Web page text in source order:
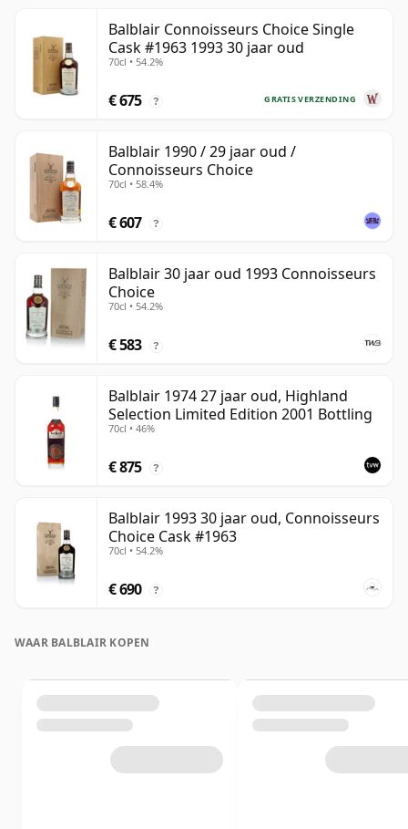
Balblair Connoisseurs Choice Single
Cask #1963 1993 30 jaar oud
70cl • 54.2%
GRATIS VERZENDING
€ 675 ?
Balblair 1990 / 29 jaar oud /
Connoisseurs Choice
70cl • 58.4%
€ 607 ?
Balblair 30 jaar oud 1993 Connoisseurs
Choice
70cl • 54.2%
€ 583 ?
Balblair 1974 27 jaar oud, Highland
Selection Limited Edition 2001 Bottling
70cl • 46%
€ 875 ?
Balblair 1993 30 jaar oud, Connoisseurs
Choice Cask #1963
70cl • 54.2%
€ 690 ?
WAAR BALBLAIR KOPEN